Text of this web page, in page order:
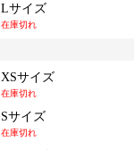
Lサイズ
在庫切れ
XSサイズ
在庫切れ
Sサイズ
在庫切れ